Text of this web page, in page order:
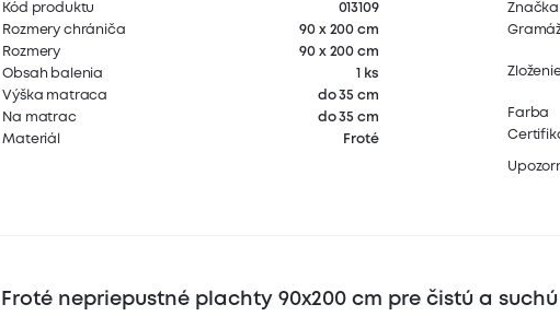
Kód produktu
013109
Rozmery chrániča
90 x 200 cm
Rozmery
90 x 200 cm
Obsah balenia
1 ks
Výška matraca
do 35 cm
Na matrac
do 35 cm
Materiál
Froté
Značka
Farba
Froté nepriepustné plachty 90x200 cm pre čistú a